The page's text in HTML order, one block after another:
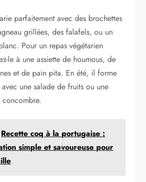
parfaitement avec des brochettes
grillées, des falafels, ou un
Pour un repas végétarien
le à une assiette de houmous, de
et de pain pita. En été, il forme
une salade de fruits ou une
Recette coq à la portugaise :
simple et savoureuse pour